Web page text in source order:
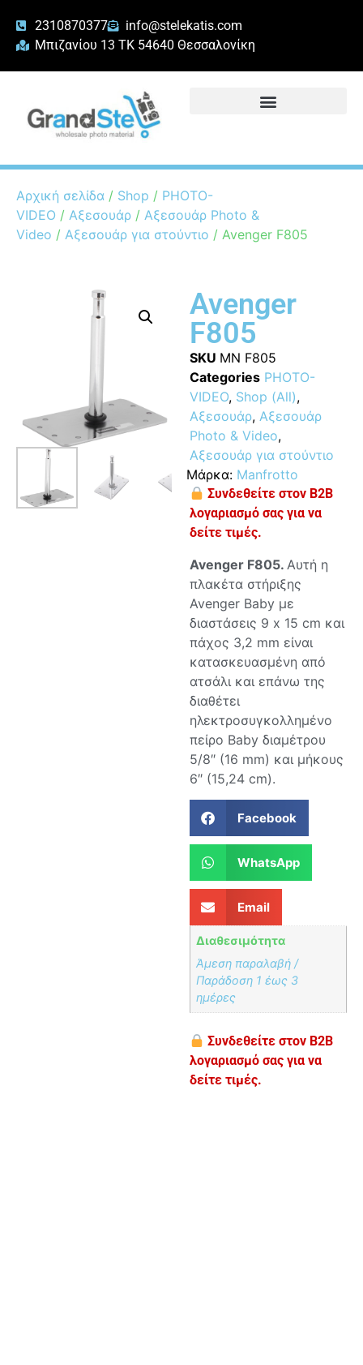
2310870377
info@stelekatis.com
Μπιζανίου 13 ΤΚ 54640 Θεσσαλονίκη
Αρχική σελίδα / Shop / PHOTO-
VIDEO / Αξεσουάρ / Αξεσουάρ Photo &
Video / Αξεσουάρ για στούντιο / Avenger F805
Avenger
F805
SKU MN F805
Categories PHOTO-
VIDEO, Shop (All),
Αξεσουάρ, Αξεσουάρ
Photo & Video,
Αξεσουάρ για στούντιο
Μάρκα: Manfrotto
Συνδεθείτε στον B2B
λογαριασμό σας για να
δείτε τιμές.
Avenger F805. Αυτή η
πλακέτα στήριξης
Avenger Baby με
διαστάσεις 9 x 15 cm και
πάχος 3,2 mm είναι
κατασκευασμένη από
ατσάλι και επάνω της
διαθέτει
ηλεκτροσυγκολλημένο
πείρο Baby διαμέτρου
5/8″ (16 mm) και μήκους
6″ (15,24 cm).
Facebook
WhatsApp
Email
Διαθεσιμότητα
Άμεση παραλαβή /
Παράδoση 1 έως 3
ημέρες
Συνδεθείτε στον B2B
λογαριασμό σας για να
δείτε τιμές.